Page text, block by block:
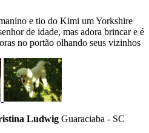
e tio do Kimi um Yorkshire
de idade, mas adora brincar e é
no portão olhando seus vizinhos
Ludwig Guaraciaba - SC